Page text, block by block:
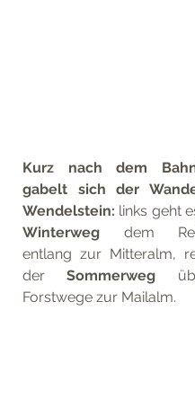
Kurz nach dem
gabelt sich der
Wendelstein:
Winterweg dem
entlang zur Mitteralm,
der Sommerweg
Forstwege zur Mailalm.